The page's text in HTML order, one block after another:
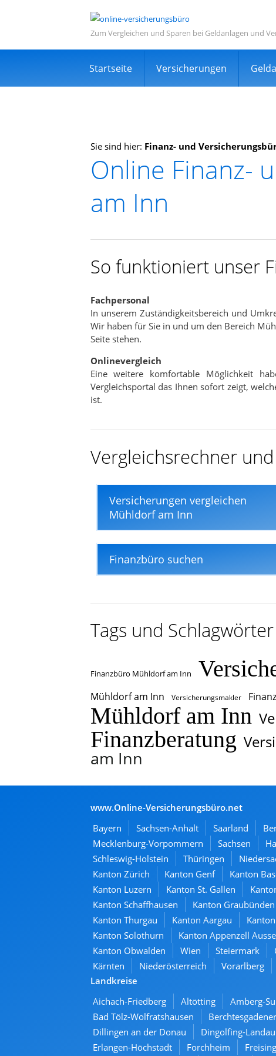
Zum Vergleichen und Sparen bei Geldanlagen und
Startseite Versicherungen
Informations- und
Expertensuche in Ihrer Nähe
TOP Dienstleistung und Dienstleister
In nur wenigen Minuten
Sie sind hier: Finanz- und
Online Finanz-
am Inn
So funktioniert unser
Fachpersonal
In unserem Zuständigkeitsbereich und
Wir haben für Sie in und um den Bereich
Seite stehen.
Onlinevergleich
Eine weitere komfortable Möglichkeit
Vergleichsportal das Ihnen sofort zeigt,
ist.
Vergleichsrechner
Versicherungen vergleichen
Mühldorf am Inn
Finanzbüro suchen
Tags und Schlagwörter
Finanzbüro Mühldorf am Inn
Mühldorf am Inn
Versicherungsmakler
Mühldorf am Inn
Finanzberatung
am Inn
www.Online-Versicherungsbüro.net
Bayern
Sachsen-Anhalt Saarland
Mecklenburg-Vorpommern
Sachsen
Schleswig-Holstein
Thüringen
Kanton Zürich
Kanton Genf Kanton
Kanton Luzern
Kanton St. Gallen
Kanton Schaffhausen
Kanton Graubünden
Kanton Thurgau
Kanton Aargau
Kanton Solothurn
Kanton Appenzell
Kanton Obwalden
Wien Steiermark
Kärnten
Niederösterreich Vorarlberg
Landkreise
Aichach-Friedberg
Altötting Amberg-
Bad Tölz-Wolfratshausen
Dillingen an der Donau
Dingolfing-Landau
Erlangen-Höchstadt
Forchheim Freising